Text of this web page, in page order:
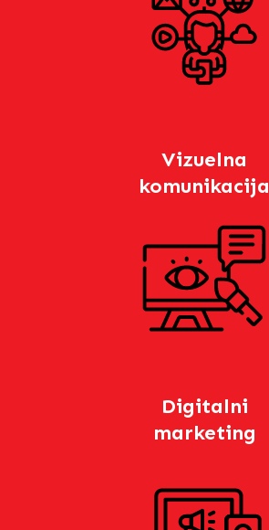
Vizuelna
komunikacija
Digitalni
marketing